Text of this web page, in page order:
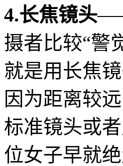
4.长焦镜头
摄者比较“警
就是用长焦
因为距离较
标准镜头或
位女子早就